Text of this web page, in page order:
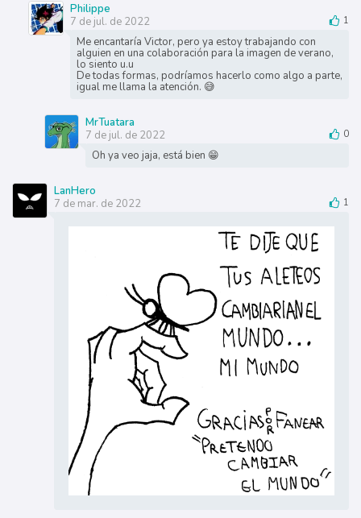
Philippe
7 de jul. de 2022
1
Me encantaría Victor, pero ya estoy trabajando con
alguien en una colaboración para la imagen de verano,
lo siento u.u
De todas formas, podríamos hacerlo como algo a parte,
igual me llama la atención. 😅
MrTuatara
7 de jul. de 2022
0
Oh ya veo jaja, está bien 😁
LanHero
7 de mar. de 2022
1